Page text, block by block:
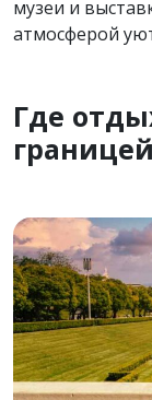
музеи и
атмосферой
Где
границей